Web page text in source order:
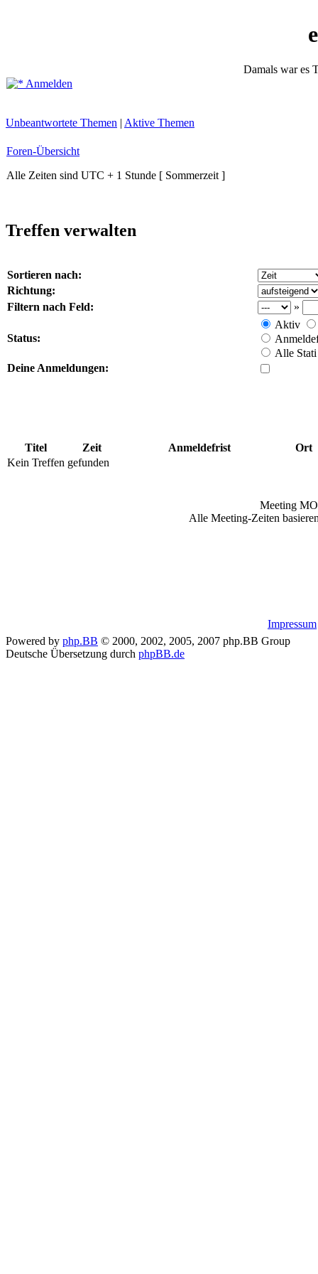
Damals war es
Anmelden
Unbeantwortete Themen | Aktive Themen
Foren-Übersicht
Alle Zeiten sind UTC + 1 Stunde [ Sommerzeit ]
Treffen verwalten
Sortieren nach:
Richtung:
Filtern nach Feld:
»
Status:
Aktiv
Alle Stati
Deine Anmeldungen:
Titel Zeit Anmeldefrist
Ort
Kein Treffen gefunden
Meeting
Alle Meeting-Zeiten
Impressum
Powered by php.BB © 2000, 2002, 2005, 2007 php.BB Group
Deutsche Übersetzung durch phpBB.de